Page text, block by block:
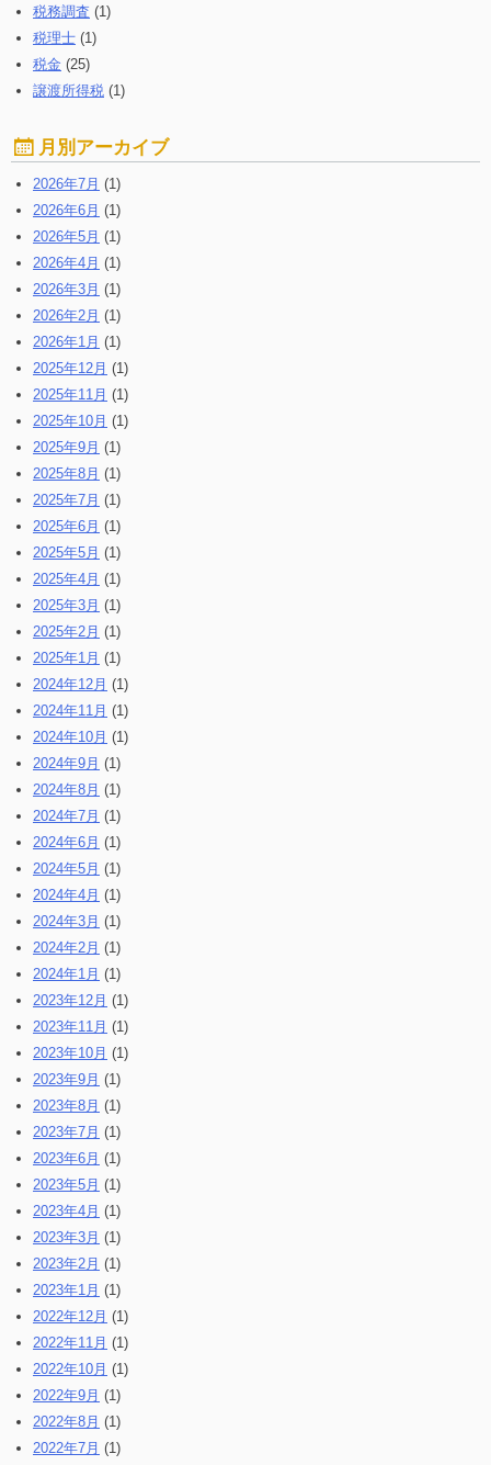
税務調査 (1)
税理士 (1)
税金 (25)
譲渡所得税 (1)
月別アーカイブ
2026年7月 (1)
2026年6月 (1)
2026年5月 (1)
2026年4月 (1)
2026年3月 (1)
2026年2月 (1)
2026年1月 (1)
2025年12月 (1)
2025年11月 (1)
2025年10月 (1)
2025年9月 (1)
2025年8月 (1)
2025年7月 (1)
2025年6月 (1)
2025年5月 (1)
2025年4月 (1)
2025年3月 (1)
2025年2月 (1)
2025年1月 (1)
2024年12月 (1)
2024年11月 (1)
2024年10月 (1)
2024年9月 (1)
2024年8月 (1)
2024年7月 (1)
2024年6月 (1)
2024年5月 (1)
2024年4月 (1)
2024年3月 (1)
2024年2月 (1)
2024年1月 (1)
2023年12月 (1)
2023年11月 (1)
2023年10月 (1)
2023年9月 (1)
2023年8月 (1)
2023年7月 (1)
2023年6月 (1)
2023年5月 (1)
2023年4月 (1)
2023年3月 (1)
2023年2月 (1)
2023年1月 (1)
2022年12月 (1)
2022年11月 (1)
2022年10月 (1)
2022年9月 (1)
2022年8月 (1)
2022年7月 (1)